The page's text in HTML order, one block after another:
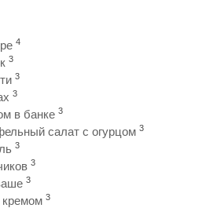
4
3
3
3
в банке 3
салат с огурцом 3
3
3
3
кремом 3